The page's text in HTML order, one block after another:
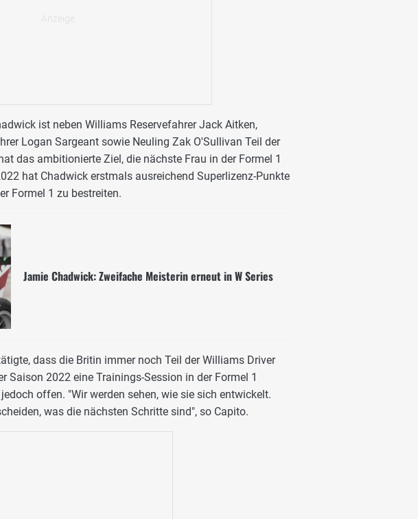
ist neben Williams Reservefahrer Jack Aitken,
Logan Sargeant sowie Neuling Zak O'Sullivan Teil der
das ambitionierte Ziel, die nächste Frau in der Formel 1
hat Chadwick erstmals ausreichend Superlizenz-Punkte
Formel 1 zu bestreiten.
Jamie Chadwick: Zweifache Meisterin erneut in W Series
dass die Britin immer noch Teil der Williams Driver
Saison 2022 eine Trainings-Session in der Formel 1
offen. "Wir werden sehen, wie sie sich entwickelt.
was die nächsten Schritte sind", so Capito.